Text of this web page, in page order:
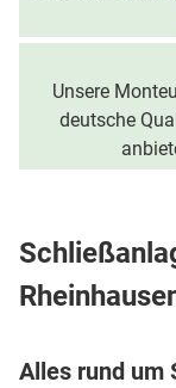
Unsere
deutsche
Alles rund um